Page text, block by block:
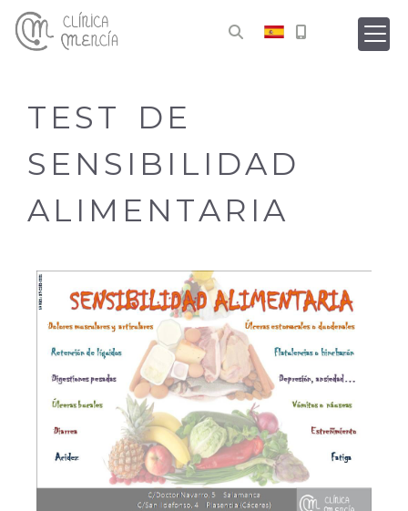
TEST DE
SENSIBILIDAD
ALIMENTARIA